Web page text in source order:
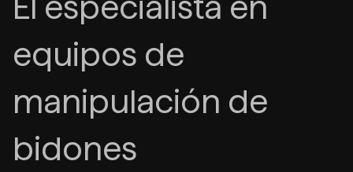
El especialista en
equipos de
manipulación de
bidones